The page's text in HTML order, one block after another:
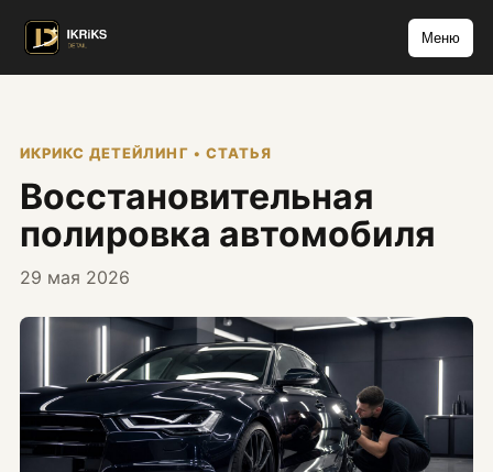
Меню
ИКРИКС ДЕТЕЙЛИНГ • СТАТЬЯ
Восстановительная
полировка автомобиля
29 мая 2026